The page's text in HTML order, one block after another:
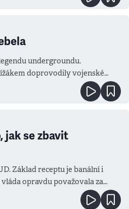
undergroundu.
doprovodily vojenské
jak se zbavit
Základ receptu je banální i
opravdu považovala za